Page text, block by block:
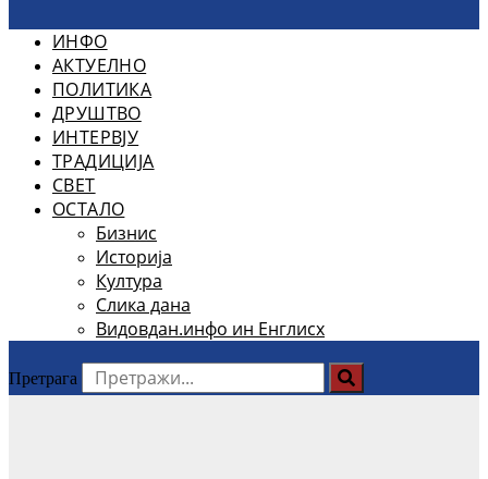
ИНФО
АКТУЕЛНО
ПОЛИТИКА
ДРУШТВО
ИНТЕРВЈУ
ТРАДИЦИЈА
СВЕТ
ОСТАЛО
Бизнис
Историја
Култура
Слика дана
Видовдан.инфо ин Енглисх
Претрага